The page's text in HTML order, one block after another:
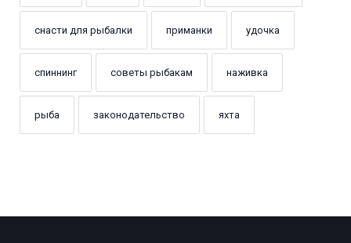
снасти для рыбалки приманки удочка
спиннинг советы рыбакам наживка
рыба законодательство яхта